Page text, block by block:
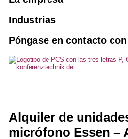
Reservar un
Mantenimiento y
Soluciones de
Eventos híbridos
Puestos de
de sobremesa
10 buenas razones
Visión,
Proyectos,
Noticias
Industrias
Agencias
Asociaciones y
Oficinas técnicas
Póngase en contacto
Alquiler de
micrófono Essen –